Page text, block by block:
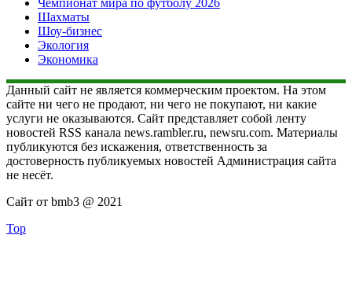
Чемпионат мира по футболу 2026
Шахматы
Шоу-бизнес
Экология
Экономика
Данный сайт не является коммерческим проектом. На этом
сайте ни чего не продают, ни чего не покупают, ни какие
услуги не оказываются. Сайт представляет собой ленту
новостей RSS канала news.rambler.ru, newsru.com. Материалы
публикуются без искажения, ответственность за
достоверность публикуемых новостей Администрация сайта
не несёт.
Сайт от bmb3 @ 2021
Top